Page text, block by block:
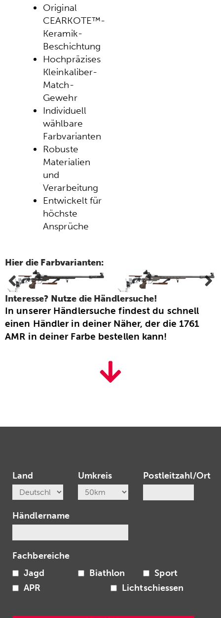
Original
CEARKOTE™-
Keramik-
Beschichtung
Hochpräzises
Kleinkaliber-
Match-
Gewehr
Individuell
wählbare
Farbvarianten
Robuste
Materialien
und
Verarbeitung
Entwickelt für
höchste
Ansprüche
Hier die Farbvarianten:
Interesse? Nutze die Händlersuche!
In unserer Händlersuche findest du schnell
einen Händler in deiner Näher, der die 1761
AMR in deiner Farbe bestellen kann!
Land Umkreis Postleitzahl/Ort
Händlername
Fachbereiche
Jagd
Biathlon
Sport
APR
Lichtschiessen